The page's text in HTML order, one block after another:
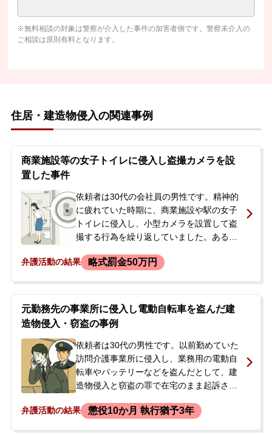
※無料相談の対象は警察が介入した事件の加害者側です。警察未介入の
ご相談は原則有料となります。
住居・建造物侵入の関連事例
商業施設等の女子トイレに侵入し盗撮カメラを設
置した事件
依頼者は30代の会社員の男性です。精神的
に疲れていた時期に、商業施設や駅の女子
トイレに侵入し、小型カメラを設置して盗
撮する行為を繰り返していました。ある
件が発覚し、後日、警察から家宅捜索と取
不安を感じ、当事務所に相談しました。相
談当時は結婚を機に既に盗撮行為はやめて
いました。
弁護活動の結果 略式罰金50万円
元勤務先の事業所に侵入し電動自転車を盗んだ建
造物侵入・窃盗の事例
依頼者は30代の男性です。以前勤めていた
訪問介護事業所に侵入し、業務用の電動自
転車やバッテリーなどを盗んだとして、建
造物侵入と窃盗の罪で在宅のまま起訴され
物は警察を通じて被害者に返還されていま
弁護活動の結果 懲役10か月 執行猶予3年